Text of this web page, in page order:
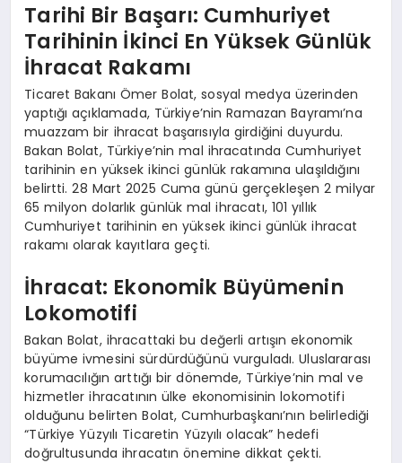
Tarihi Bir Başarı: Cumhuriyet
Tarihinin İkinci En Yüksek Günlük
İhracat Rakamı
Ticaret Bakanı Ömer Bolat, sosyal medya üzerinden
yaptığı açıklamada, Türkiye’nin Ramazan Bayramı’na
muazzam bir ihracat başarısıyla girdiğini duyurdu.
Bakan Bolat, Türkiye’nin mal ihracatında Cumhuriyet
tarihinin en yüksek ikinci günlük rakamına ulaşıldığını
belirtti. 28 Mart 2025 Cuma günü gerçekleşen 2 milyar
65 milyon dolarlık günlük mal ihracatı, 101 yıllık
Cumhuriyet tarihinin en yüksek ikinci günlük ihracat
rakamı olarak kayıtlara geçti.
İhracat: Ekonomik Büyümenin
Lokomotifi
Bakan Bolat, ihracattaki bu değerli artışın ekonomik
büyüme ivmesini sürdürdüğünü vurguladı. Uluslararası
korumacılığın arttığı bir dönemde, Türkiye’nin mal ve
hizmetler ihracatının ülke ekonomisinin lokomotifi
olduğunu belirten Bolat, Cumhurbaşkanı’nın belirlediği
“Türkiye Yüzyılı Ticaretin Yüzyılı olacak” hedefi
doğrultusunda ihracatın önemine dikkat çekti.